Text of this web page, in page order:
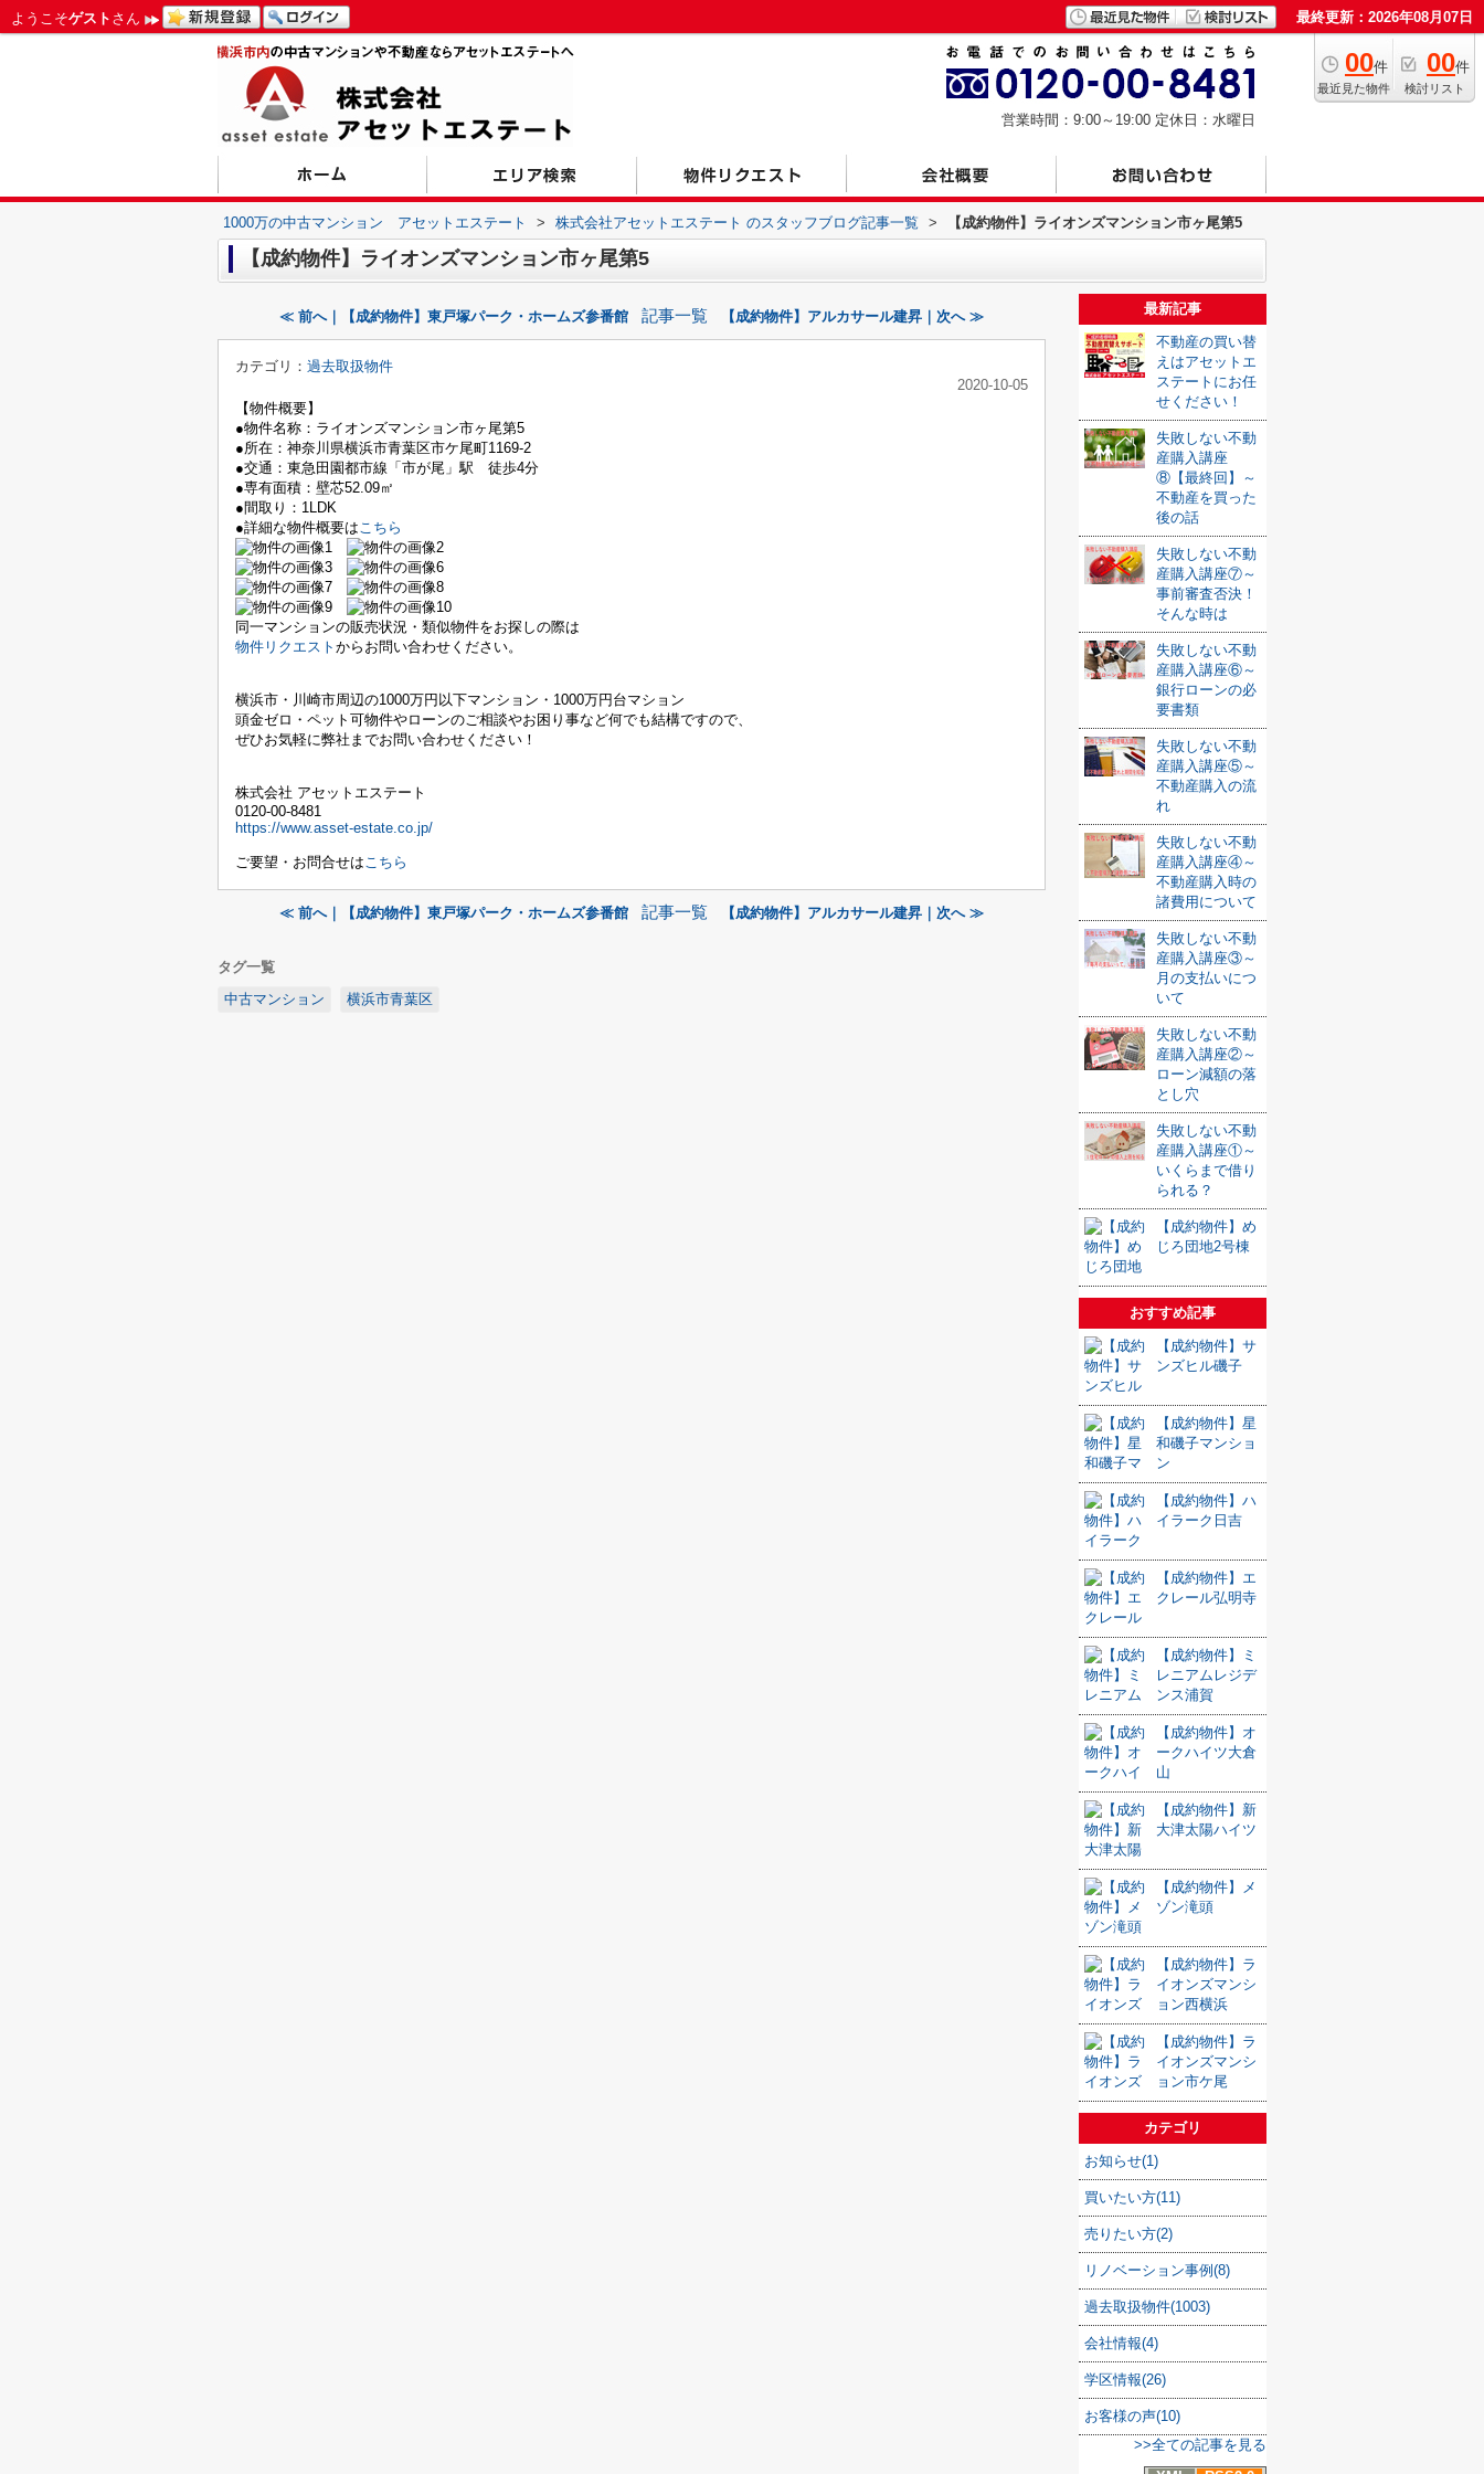
ようこそゲスト さん 最終更新：2026年08月07日
00件
最近見た物件
00件
検討リスト
営業時間：9:00～19:00 定休日：水曜日
1000万の中古マンション アセットエステート > 株式会社アセットエステート のスタッフブログ記事一覧 > 【成約物件】ライオンズマンション市ヶ尾第5
【成約物件】ライオンズマンション市ヶ尾第5
≪ 前へ｜【成約物件】東戸塚パーク・ホームズ参番館 記事一覧 【成約物件】アルカサール建昇｜次へ ≫
カテゴリ： 過去取扱物件
2020-10-05
【物件概要】
●物件名称：ライオンズマンション市ヶ尾第5
●所在：神奈川県横浜市青葉区市ケ尾町1169-2
●交通：東急田園都市線「市が尾」駅 徒歩4分
●専有面積：壁芯52.09㎡
●間取り：1LDK
●詳細な物件概要はこちら
同一マンションの販売状況・類似物件をお探しの際は
物件リクエスト からお問い合わせください。
横浜市・川崎市周辺の1000万円以下マンション・ 1000万円台マション
頭金ゼロ・ペット可物件やローンのご相談やお困り事など何でも結構ですので、
ぜひお気軽に弊社までお問い合わせください！
株式会社 アセットエステート
0120-00-8481
https://www.asset-estate.co.jp/
ご要望・お問合せはこちら
≪ 前へ｜【成約物件】東戸塚パーク・ホームズ参番館 記事一覧 【成約物件】アルカサール建昇｜次へ ≫
タグ一覧
中古マンション
横浜市青葉区
最新記事
不動産の買い替
えはアセットエ
ステートにお任
せください！
失敗しない不動
産購入講座
⑧【最終回】～
不動産を買った
後の話
失敗しない不動
産購入講座⑦～
事前審査否決！
そんな時は
失敗しない不動
産購入講座⑥～
銀行ローンの必
要書類
失敗しない不動
産購入講座⑤～
不動産購入の流
れ
失敗しない不動
産購入講座④～
不動産購入時の
諸費用について
失敗しない不動
産購入講座③～
月の支払いにつ
いて
失敗しない不動
産購入講座②～
ローン減額の落
とし穴
失敗しない不動
産購入講座①～
いくらまで借り
られる？
【成約物件】め
じろ団地2号棟
おすすめ記事
【成約物件】サ
ンズヒル磯子
【成約物件】星
和磯子マンショ
ン
【成約物件】ハ
イラーク日吉
【成約物件】エ
クレール弘明寺
【成約物件】ミ
レニアムレジデ
ンス浦賀
【成約物件】オ
ークハイツ大倉
山
【成約物件】新
大津太陽ハイツ
【成約物件】メ
ゾン滝頭
【成約物件】ラ
イオンズマンシ
ョン西横浜
【成約物件】ラ
イオンズマンシ
ョン市ケ尾
カテゴリ
お知らせ(1)
買いたい方(11)
売りたい方(2)
リノベーション事例(8)
過去取扱物件(1003)
会社情報(4)
学区情報(26)
お客様の声(10)
>>全ての記事を見る